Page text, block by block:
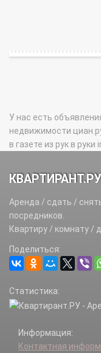
У нас есть
недвижимости
в газете из рук в руки
КВАРТИРАНТ.РУ
Аренда / сдать /
посредников.
Квартиру / комнату /
Поделиться:
Статистика:
Информация:
Контактная